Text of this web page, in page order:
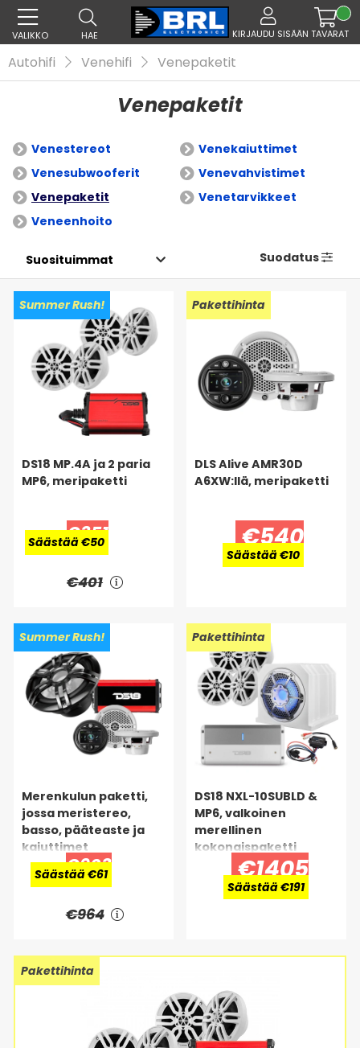
VALIKKO HAE KIRJAUDU SISÄÄN TAVARAT
Autohifi Venehifi Venepaketit
Venepaketit
Venestereot
Venekaiuttimet
Venesubwooferit
Venevahvistimet
Venepaketit
Venetarvikkeet
Veneenhoito
Suodatus
Summer Rush!
DS18 MP.4A ja 2 paria
MP6, meripaketti
€351
Säästää €50
€401
Pakettihinta
DLS Alive AMR30D
A6XW:llä, meripaketti
€540
Säästää €10
Summer Rush!
Merenkulun paketti,
jossa meristereo,
basso, pääteaste ja
kaiuttimet
€903
Säästää €61
€964
Pakettihinta
DS18 NXL-10SUBLD &
MP6, valkoinen
merellinen
kokonaispaketti
€1405
Säästää €191
Pakettihinta